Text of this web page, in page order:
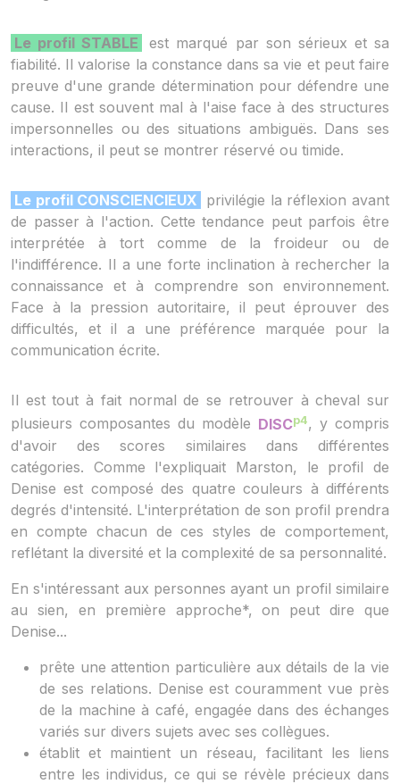
Le profil STABLE
est marqué par son sérieux et sa
fiabilité. Il valorise la constance dans sa vie et peut faire
preuve d'une grande détermination pour défendre une
cause. Il est souvent mal à l'aise face à des structures
impersonnelles ou des situations ambiguës. Dans ses
interactions, il peut se montrer réservé ou timide.
Le profil CONSCIENCIEUX privilégie la réflexion avant
de passer à l'action. Cette tendance peut parfois être
interprétée à tort comme de la froideur ou de
l'indifférence. Il a une forte inclination à rechercher la
connaissance et à comprendre son environnement.
Face à la pression autoritaire, il peut éprouver des
difficultés, et il a une préférence marquée pour la
communication écrite.
Il est tout à fait normal de se retrouver à cheval sur
plusieurs composantes du modèle DISCp4, y compris
d'avoir des scores similaires dans différentes
catégories. Comme l'expliquait Marston, le profil de
Denise est composé des quatre couleurs à différents
degrés d'intensité. L'interprétation de son profil prendra
en compte chacun de ces styles de comportement,
reflétant la diversité et la complexité de sa personnalité.
En s'intéressant aux personnes ayant un profil similaire
au sien, en première approche*, on peut dire que
Denise...
prête une attention particulière aux détails de la vie
de ses relations. Denise est couramment vue près
de la machine à café, engagée dans des échanges
variés sur divers sujets avec ses collègues.
établit et maintient un réseau, facilitant les liens
entre les individus, ce qui se révèle précieux dans